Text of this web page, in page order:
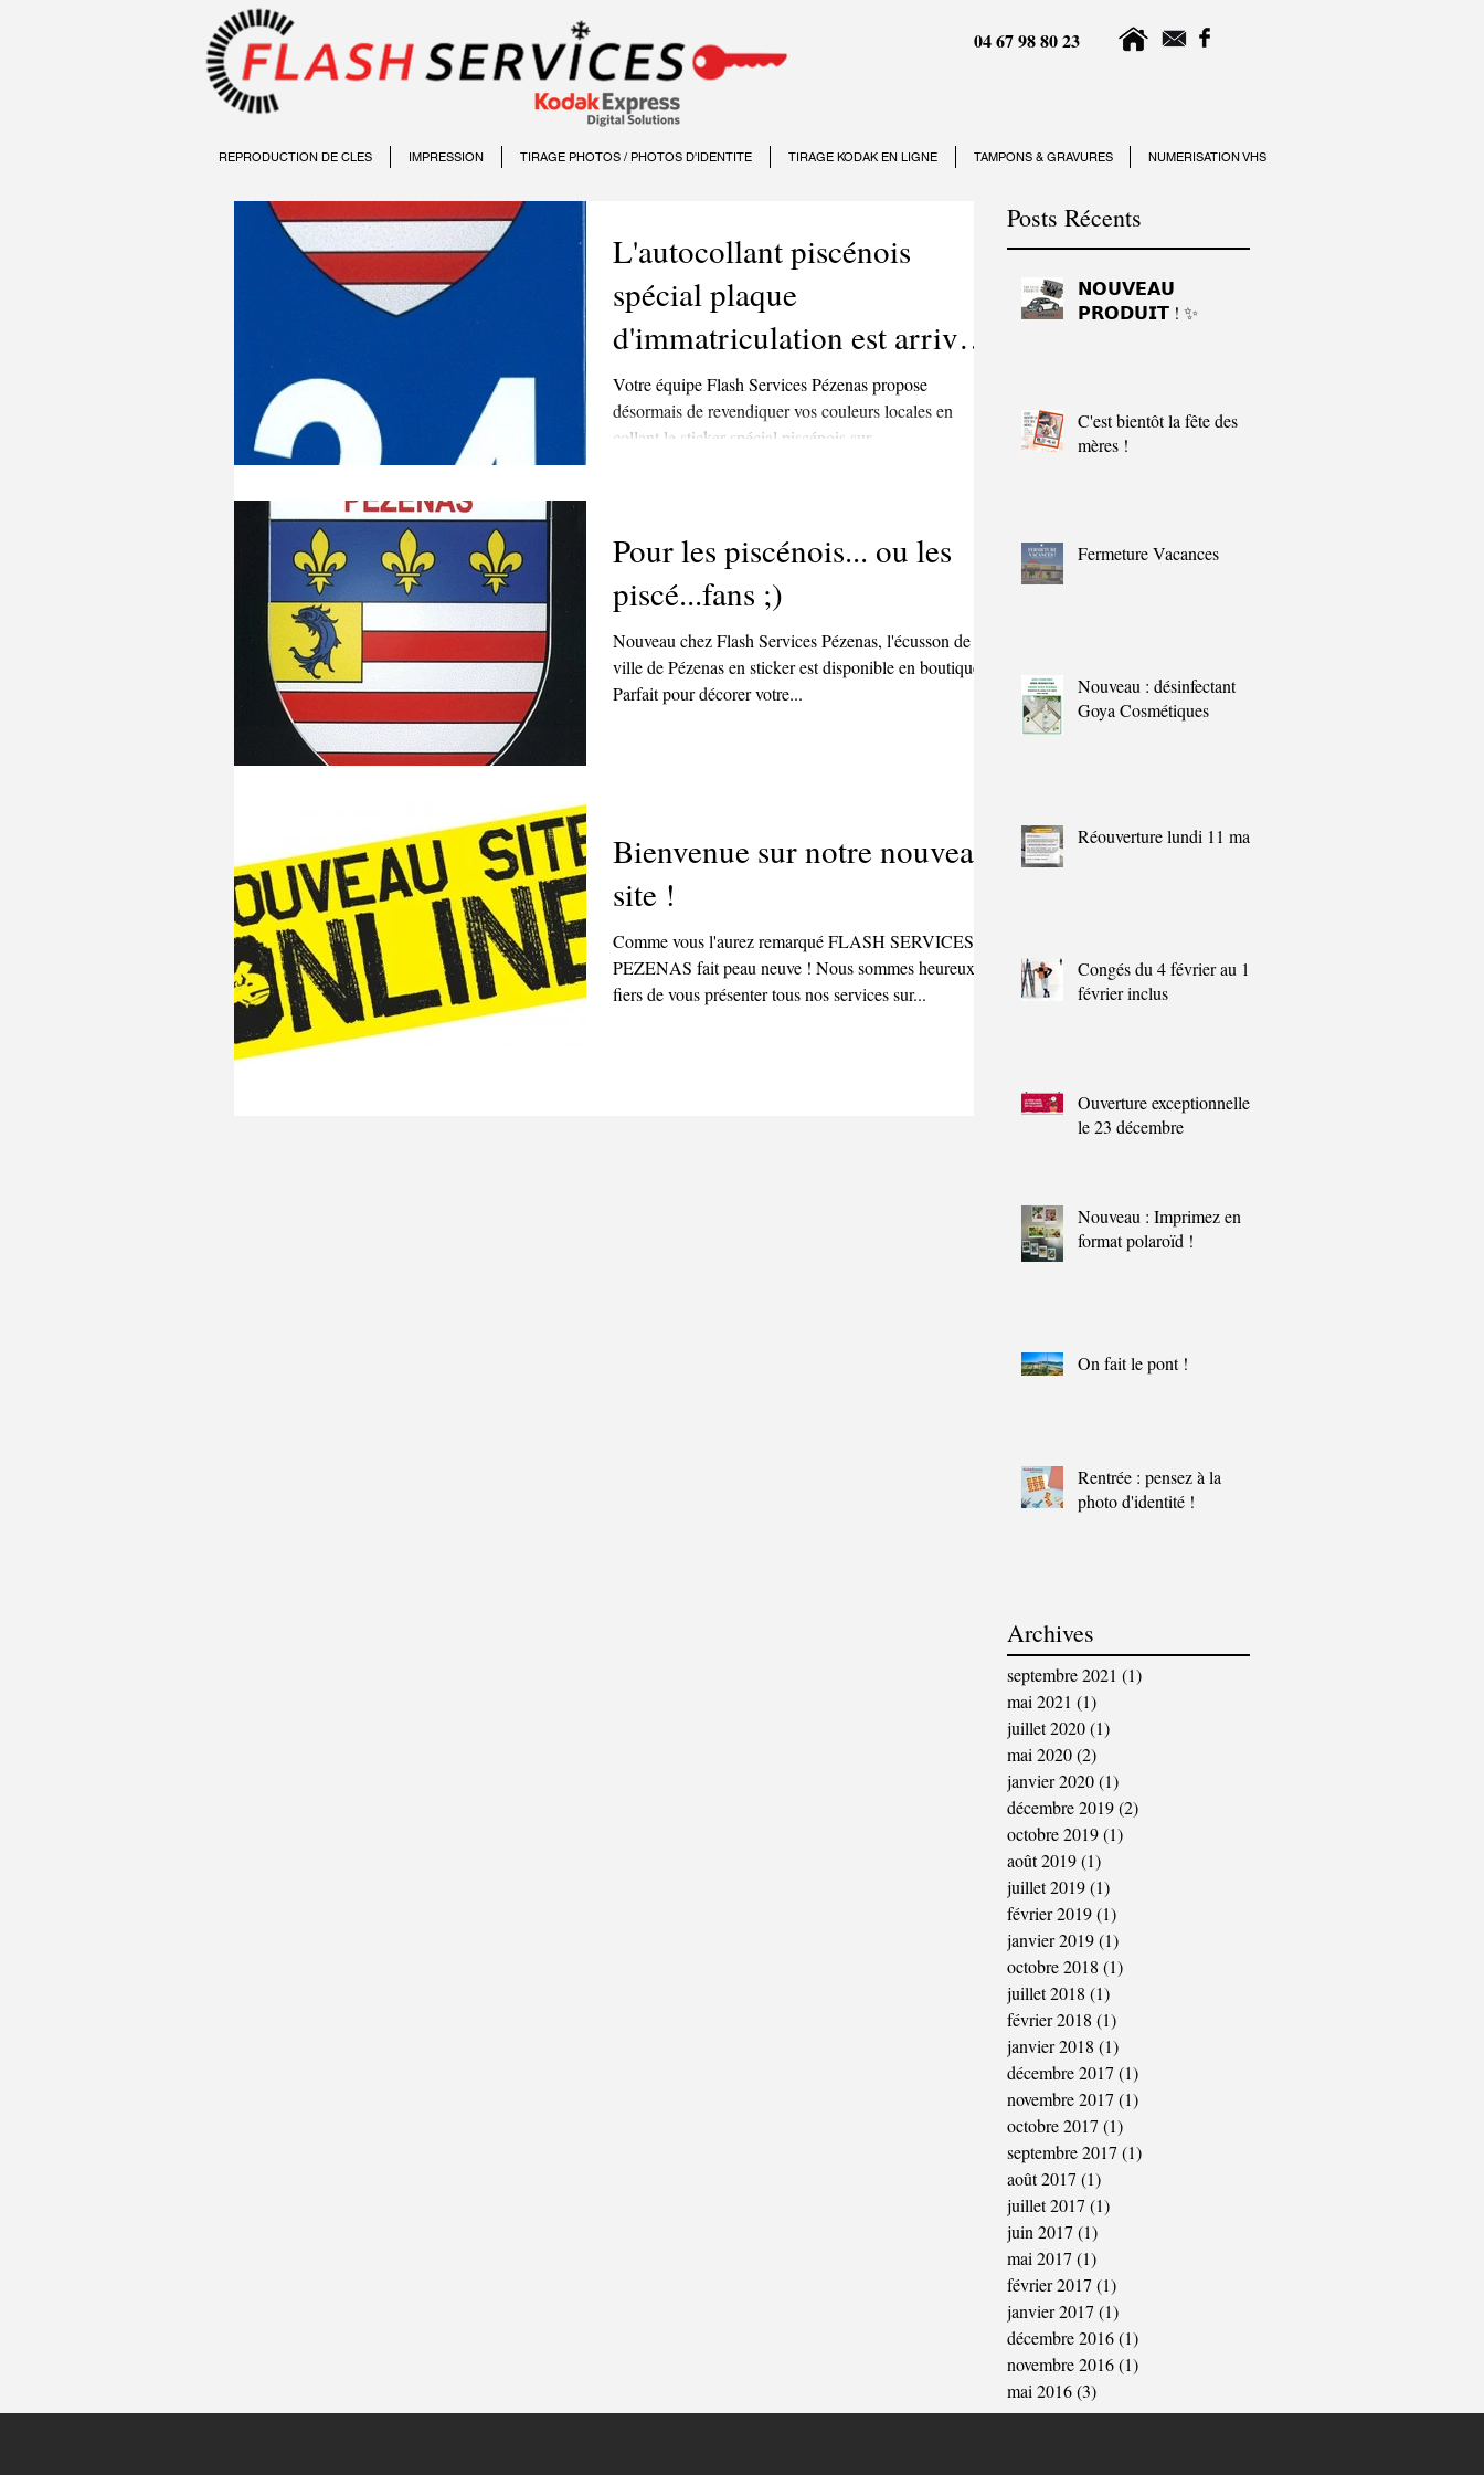
04 67 98 80 23
REPRODUCTION DE CLES IMPRESSION TIRAGE PHOTOS / PHOTOS D'IDENTITE TIRAGE KODAK EN LIGNE TAMPONS & GRAVURES NUMERISATION VHS
L'autocollant piscénois
spécial plaque
d'immatriculation est arrivé
en boutique !
Votre équipe Flash Services Pézenas propose
désormais de revendiquer vos couleurs locales en
collant le sticker spécial piscénois sur...
Pour les piscénois... ou les
piscé...fans ;)
Nouveau chez Flash Services Pézenas, l'écusson de la
ville de Pézenas en sticker est disponible en boutique !
Parfait pour décorer votre...
Bienvenue sur notre nouveau
site !
Comme vous l'aurez remarqué FLASH SERVICES
PEZENAS fait peau neuve ! Nous sommes heureux et
fiers de vous présenter tous nos services sur...
Posts Récents
𝗡𝗢𝗨𝗩𝗘𝗔𝗨
𝗣𝗥𝗢𝗗𝗨𝗜𝗧 ! ✨
C'est bientôt la fête des
mères !
Fermeture Vacances
Nouveau : désinfectant
Goya Cosmétiques
Réouverture lundi 11 mai
Congés du 4 février au 11
février inclus
Ouverture exceptionnelle
le 23 décembre
Nouveau : Imprimez en
format polaroïd !
On fait le pont !
Rentrée : pensez à la
photo d'identité !
Archives
septembre 2021 (1)
mai 2021 (1)
juillet 2020(1)
mai 2020(2)
janvier 2020(1)
décembre 2019(2)
octobre 2019(1)
août 2019(1)
juillet 2019(1)
février 2019(1)
janvier 2019(1)
octobre 2018 (1)
juillet 2018 (1)
février 2018 (1)
janvier 2018 (1)
décembre 2017 (1)
novembre 2017 (1)
octobre 2017 (1)
septembre 2017 (1)
août 2017 (1)
juillet 2017 (1)
juin 2017 (1)
mai 2017 (1)
février 2017 (1)
janvier 2017 (1)
décembre 2016(1)
novembre 2016(1)
mai 2016(3)